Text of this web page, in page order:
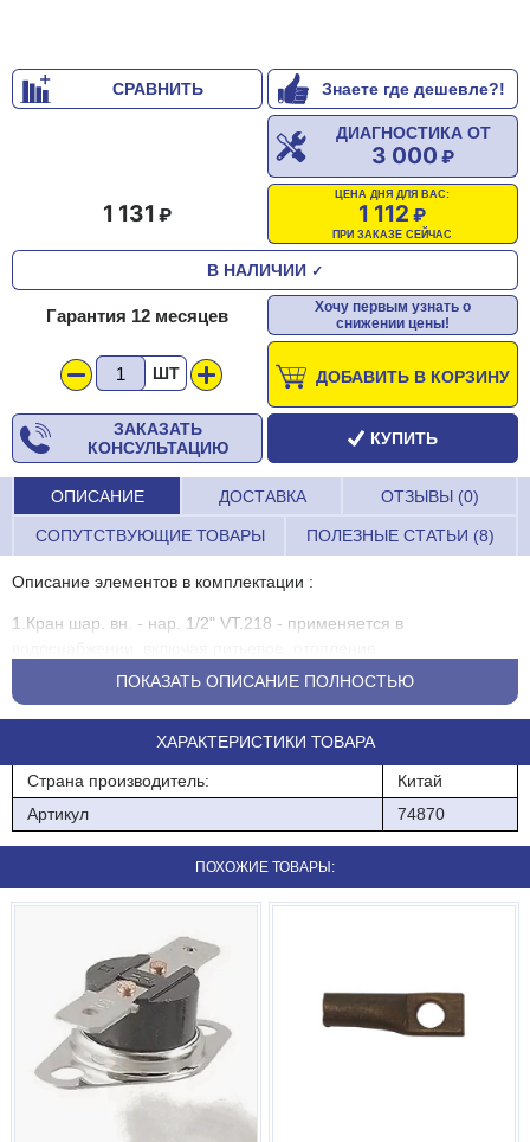
СРАВНИТЬ Знаете где дешевле?!
ДИАГНОСТИКА ОТ
3 000
ЦЕНА ДНЯ ДЛЯ ВАС:
1 112
ПРИ ЗАКАЗЕ СЕЙЧАС
1 131
В НАЛИЧИИ ✓
Гарантия 12 месяцев
Хочу первым узнать о
снижении цены!
ШТ ДОБАВИТЬ В КОРЗИНУ
ЗАКАЗАТЬ
КОНСУЛЬТАЦИЮ
КУПИТЬ
ОПИСАНИЕ ДОСТАВКА ОТЗЫВЫ (0)
СОПУТСТВУЮЩИЕ ТОВАРЫ ПОЛЕЗНЫЕ СТАТЬИ (8)
Описание элементов в комплектации :
1.Кран шар. вн. - нар. 1/2" VT.218 - применяется в
2.ФУМ лента - уплотнитель для резьбовых соединений.
4.Шланг универсал. LYTCHO L = 0,8м 1/2"(г/г)- предназначен
для присоединения к трубопроводам приборов водоснабжения,
отопительного, сантехнического оборудования, бытовой
техники, использующей воду.
колонки (L = 0.8м) - состав: Кран шар. вн. - нар. 1/2" VT.218 -
2шт., шланг дренажный d = 6мм (для водонагревателя) - 2м,
шланг универсал. LYTCHO L = 0,8м 1/2"(г/г) - 2 шт, ФУМ лента
(10 м) - 1шт.
Технические характеристики ФУМ ленты :
1. Для горячего и холодного водоснабжения
ПОКАЗАТЬ ОПИСАНИЕ ПОЛНОСТЬЮ
ХАРАКТЕРИСТИКИ ТОВАРА
Страна производитель:
Китай
Артикул
74870
ПОХОЖИЕ ТОВАРЫ: